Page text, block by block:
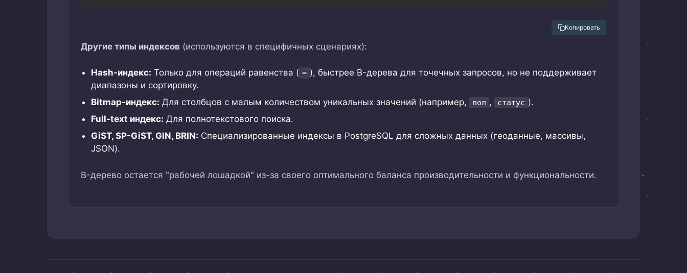
Копировать
Другие типы индексов (используются в специфичных сценариях):
Hash-индекс: Только для операций равенства ( = ), быстрее B-дерева для точечных запросов, но не поддерживает
диапазоны и сортировку.
Bitmap-индекс: Для столбцов с малым количеством уникальных значений (например, пол , статус ).
Full-text индекс: Для полнотекстового поиска.
GiST, SP-GiST, GIN, BRIN: Специализированные индексы в PostgreSQL для сложных данных (геоданные, массивы,
JSON).
B-дерево остается "рабочей лошадкой" из-за своего оптимального баланса производительности и функциональности.